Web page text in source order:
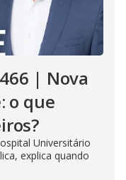
| Nova
o que
Universitário
explica quando